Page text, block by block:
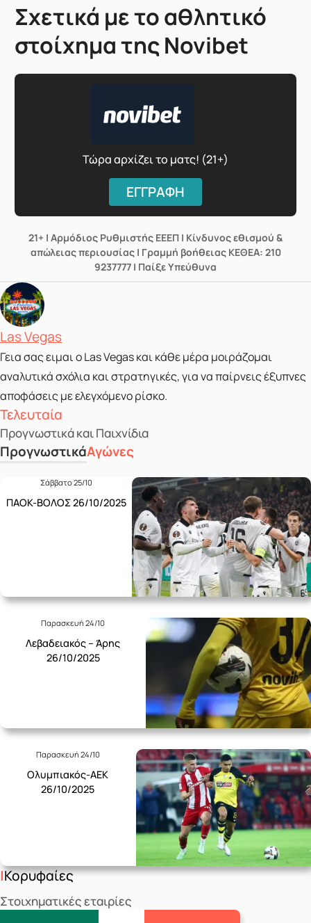
Τελευταία
Προγνωστικά και Παιχνίδια
ΠρογνωστικάΑγώνες
Σάββατο 25/10
ΠΑΟΚ-ΒΟΛΟΣ 26/10/2025
Παρασκευή 24/10
Λεβαδειακός – Άρης
26/10/2025
Παρασκευή 24/10
Ολυμπιακός-ΑΕΚ
26/10/2025
Κορυφαίες
Στοιχηματικές εταιρίες
Σχετικά με το αθλητικό
στοίχημα της Novibet
Τώρα αρχίζει το ματς! (21+)
ΕΓΓΡΑΦΗ
21+ | Αρμόδιος Ρυθμιστής ΕΕΕΠ | Κίνδυνος εθισμού &
απώλειας περιουσίας | Γραμμή βοήθειας ΚΕΘΕΑ: 210
9237777 | Παίξε Υπεύθυνα
Posted by
Las Vegas
Γεια σας ειμαι ο Las Vegas και κάθε μέρα μοιράζομαι
αναλυτικά σχόλια και στρατηγικές, για να παίρνεις έξυπνες
αποφάσεις με ελεγχόμενο ρίσκο.